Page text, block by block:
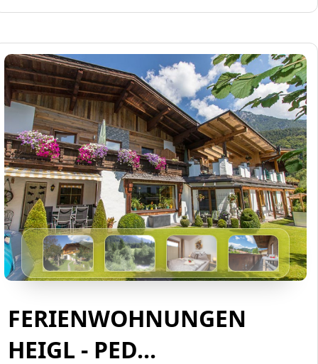
FERIENWOHNUNGEN
HEIGL - PED...